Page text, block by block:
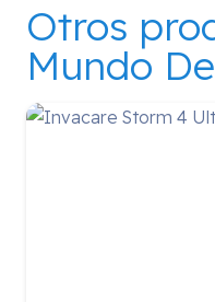
Otros
Mundo